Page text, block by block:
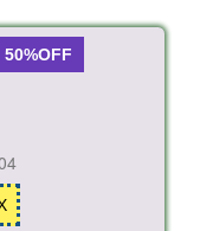
50%OFF